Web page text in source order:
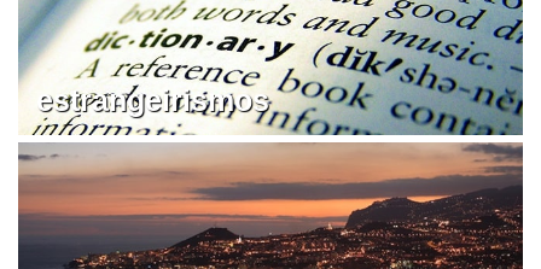
estrangeirismos